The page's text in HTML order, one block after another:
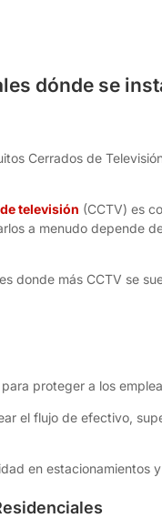
dónde se
Cerrados de
televisión (CCTV) es
a menudo depende
donde más CCTV se
para proteger a los
el flujo de efectivo,
en estacionamientos